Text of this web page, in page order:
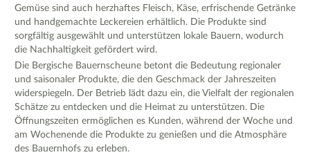
Gemüse sind auch herzhaftes Fleisch, Käse, erfrischende Getränke
und handgemachte Leckereien erhältlich. Die Produkte sind
sorgfältig ausgewählt und unterstützen lokale Bauern, wodurch
die Nachhaltigkeit gefördert wird.
Die Bergische Bauernscheune betont die Bedeutung regionaler
und saisonaler Produkte, die den Geschmack der Jahreszeiten
widerspiegeln. Der Betrieb lädt dazu ein, die Vielfalt der regionalen
Schätze zu entdecken und die Heimat zu unterstützen. Die
Öffnungszeiten ermöglichen es Kunden, während der Woche und
am Wochenende die Produkte zu genießen und die Atmosphäre
des Bauernhofs zu erleben.